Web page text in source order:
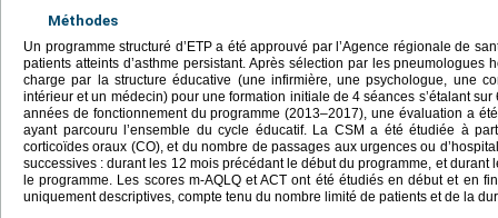
Méthodes
Un programme structuré d’ETP a été approuvé par l’Agence régionale de
patients atteints d’asthme persistant. Après sélection par les pneumologues
charge par la structure éducative (une infirmière, une psychologue, une
intérieur et un médecin) pour une formation initiale de 4 séances s’étalant
années de fonctionnement du programme (2013–2017), une évaluation a
ayant parcouru l’ensemble du cycle éducatif. La CSM a été étudiée à
corticoïdes oraux (CO), et du nombre de passages aux urgences ou
successives : durant les 12 mois précédant le début du programme, et durant
le programme. Les scores m-AQLQ et ACT ont été étudiés en début et en
uniquement descriptives, compte tenu du nombre limité de patients et de la